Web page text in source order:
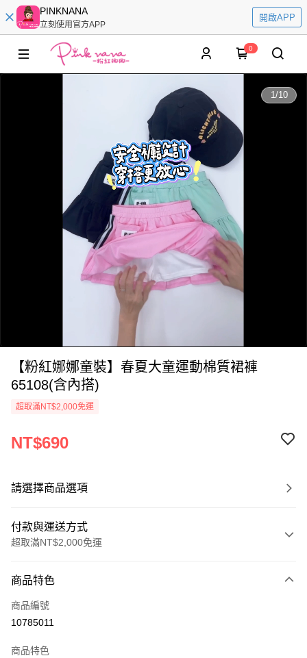
PINKNANA
立刻使用官方APP
開啟APP
0
0:00
1/10
【粉紅娜娜童裝】春夏大童運動棉質裙褲
65108(含內搭)
超取滿NT$2,000免運
NT$690
請選擇商品選項
付款與運送方式
超取滿NT$2,000免運
信用卡一次付款
超商取貨付款
商品特色
商品編號
10785011
商品特色